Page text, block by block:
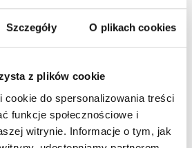
Szczegóły O plikach cookies
z plików cookie
do spersonalizowania treści
funkcje społecznościowe i
witrynie. Informacje o tym, jak
ochrona anty- DDoS i
dla organizatora jednej z
w polskim internecie, "7 Aut